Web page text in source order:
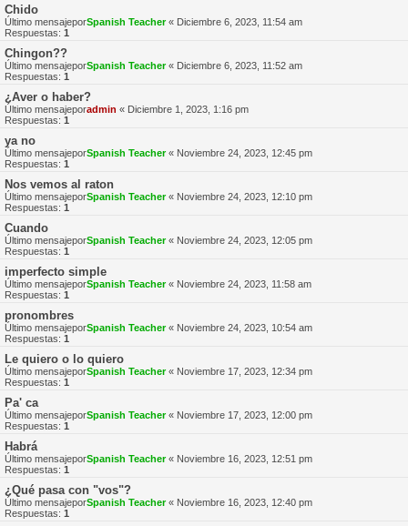
Chido
Último mensajeporSpanish Teacher« Diciembre 6, 2023, 11:54 am
Respuestas: 1
Chingon??
Último mensajeporSpanish Teacher« Diciembre 6, 2023, 11:52 am
Respuestas: 1
¿Aver o haber?
Último mensajeporadmin « Diciembre 1, 2023, 1:16 pm
Respuestas: 1
ya no
Último mensajeporSpanish Teacher« Noviembre 24, 2023, 12:45 pm
Respuestas: 1
Nos vemos al raton
Último mensajeporSpanish Teacher« Noviembre 24, 2023, 12:10 pm
Respuestas: 1
Cuando
Último mensajeporSpanish Teacher« Noviembre 24, 2023, 12:05 pm
Respuestas: 1
imperfecto simple
Último mensajeporSpanish Teacher« Noviembre 24, 2023, 11:58 am
Respuestas: 1
pronombres
Último mensajeporSpanish Teacher« Noviembre 24, 2023, 10:54 am
Respuestas: 1
Le quiero o lo quiero
Último mensajeporSpanish Teacher« Noviembre 17, 2023, 12:34 pm
Respuestas: 1
Pa' ca
Último mensajeporSpanish Teacher« Noviembre 17, 2023, 12:00 pm
Respuestas: 1
Habrá
Último mensajeporSpanish Teacher« Noviembre 16, 2023, 12:51 pm
Respuestas: 1
¿Qué pasa con "vos"?
Último mensajeporSpanish Teacher« Noviembre 16, 2023, 12:40 pm
Respuestas: 1